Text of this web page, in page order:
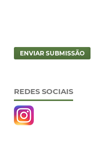
ENVIAR SUBMISSÃO
REDES SOCIAIS